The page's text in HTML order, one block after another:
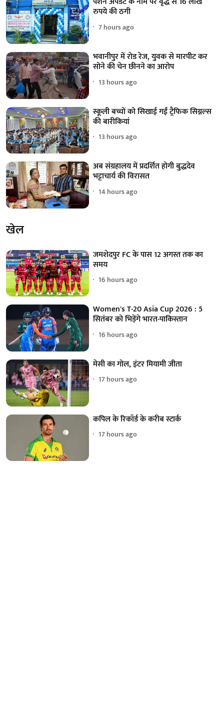
रुपये की ठगी
7 hours ago
भवानीपुर में रोड रेज, युवक से मारपीट कर
सोने की चेन छीनने का आरोप
13 hours ago
स्कूली बच्चों को सिखाई गईं ट्रैफिक सिग्नल्स
की बारीकियां
13 hours ago
अब संग्रहालय में प्रदर्शित होगी बुद्धदेव
भट्टाचार्य की विरासत
14 hours ago
खेल
जमशेदपुर FC के पास 12 अगस्त तक का
समय
16 hours ago
Women's T-20 Asia Cup 2026 : 5
सितंबर को भिड़ेंगे भारत-पाकिस्तान
16 hours ago
मेसी का गोल, इंटर मियामी जीता
17 hours ago
कपिल के रिकॉर्ड के करीब स्टार्क
17 hours ago